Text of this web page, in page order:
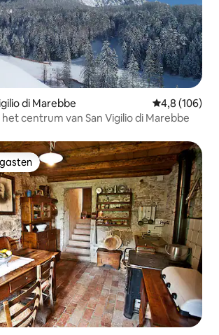
di Marebbe Gemiddelde
4,8 (106)
centrum van San Vigilio di Marebbe
gasten